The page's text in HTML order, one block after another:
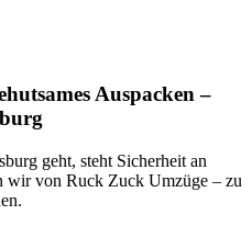
Auspacken –
geht, steht Sicherheit an
wir von Ruck Zuck Umzüge – zu